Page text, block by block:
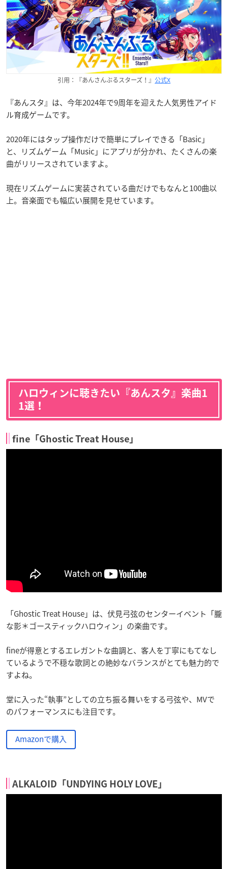
引用：『あんさんぶるスターズ！』 公式X
『あんスタ』は、今年2024年で9周年を迎えた人気男性アイド
ル育成ゲームです。
2020年にはタップ操作だけで簡単にプレイできる「Basic」
と、リズムゲーム「Music」にアプリが分かれ、たくさんの楽
曲がリリースされていますよ。
現在リズムゲームに実装されている曲だけでもなんと100曲以
上。音楽面でも幅広い展開を見せています。
ハロウィンに聴きたい『あんスタ』楽曲1
1選！
fine「Ghostic Treat House」
「Ghostic Treat House」は、伏見弓弦のセンターイベント「朧
な影＊ゴースティックハロウィン」の楽曲です。
fineが得意とするエレガントな曲調と、客人を丁寧にもてなし
ているようで不穏な歌詞との絶妙なバランスがとても魅力的で
すよね。
堂に入った“執事”としての立ち振る舞いをする弓弦や、MVで
のパフォーマンスにも注目です。
Amazonで購入
ALKALOID「UNDYING HOLY LOVE」